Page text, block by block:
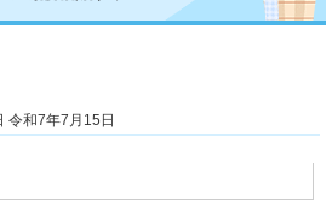
和7年7月15日